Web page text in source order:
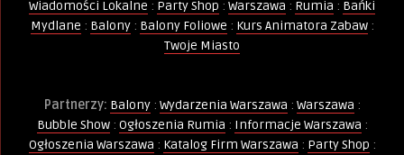
Wiadomości Lokalne : Party Shop : Warszawa : Rumia : Bańki
Mydlane : Balony: Balony Foliowe : Kurs Animatora Zabaw:
Twoje Miasto
Partnerzy: Balony: Wydarzenia Warszawa : Warszawa :
Bubble Show: Ogłoszenia Rumia : Informacje Warszawa :
Ogłoszenia Warszawa : Katalog Firm Warszawa : Party Shop :